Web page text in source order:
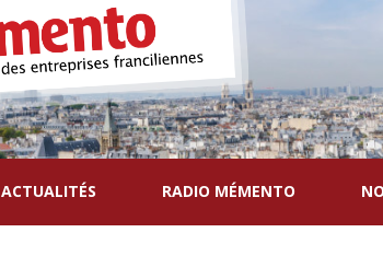
ACTUALITÉS RADIO MÉMENTO